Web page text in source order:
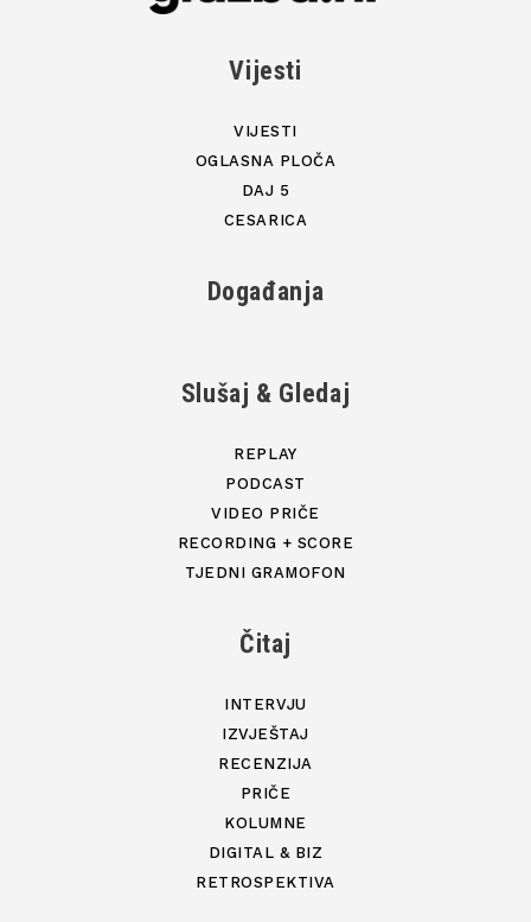
Vijesti
VIJESTI
OGLASNA PLOČA
DAJ 5
CESARICA
Događanja
Slušaj & Gledaj
REPLAY
PODCAST
VIDEO PRIČE
RECORDING + SCORE
TJEDNI GRAMOFON
Čitaj
INTERVJU
IZVJEŠTAJ
RECENZIJA
PRIČE
KOLUMNE
DIGITAL & BIZ
RETROSPEKTIVA